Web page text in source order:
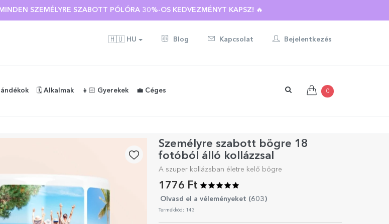
TÖBB MINT 100 SZEMÉLYRE SZABOTT AJÁNDÉKRA ☀️
🇭🇺 HU Blog Kapcsolat Bejelentkezés
🗓️ Alkalmak 👧🏻 Gyerekek 💼 Céges 0
Személyre szabott bögre 18
fotóból álló kollázzsal
A szuper kollázsban életre kelő bögre
1776 Ft
Olvasd el a véleményeket (603 )
Termékkód: 143